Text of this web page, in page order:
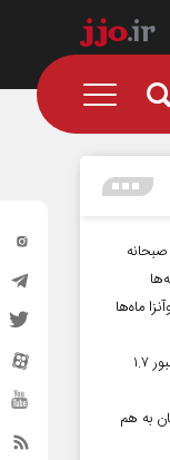
صبحانه چی درست کنم؟ معرفی ۳۰ صبحانه
ماه‌ها
ثبت‌نام ۲.۵ میلیون زائر در سماح | عبور ۱.۷
به هم